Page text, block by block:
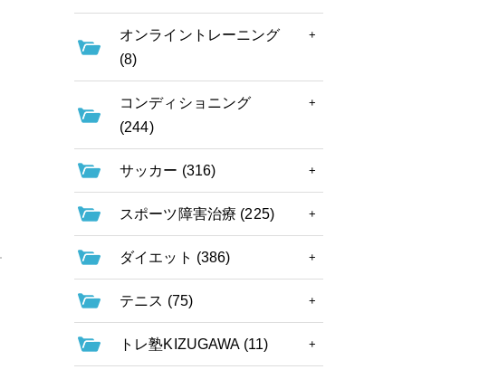
オンライントレーニング
(8)
コンディショニング
(244)
サッカー (316)
スポーツ障害治療 (225)
ダイエット (386)
テニス (75)
トレ塾KIZUGAWA (11)